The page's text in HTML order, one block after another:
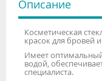
Описание
Косметическая
красок для бровей
Имеет
водой,
специалиста.